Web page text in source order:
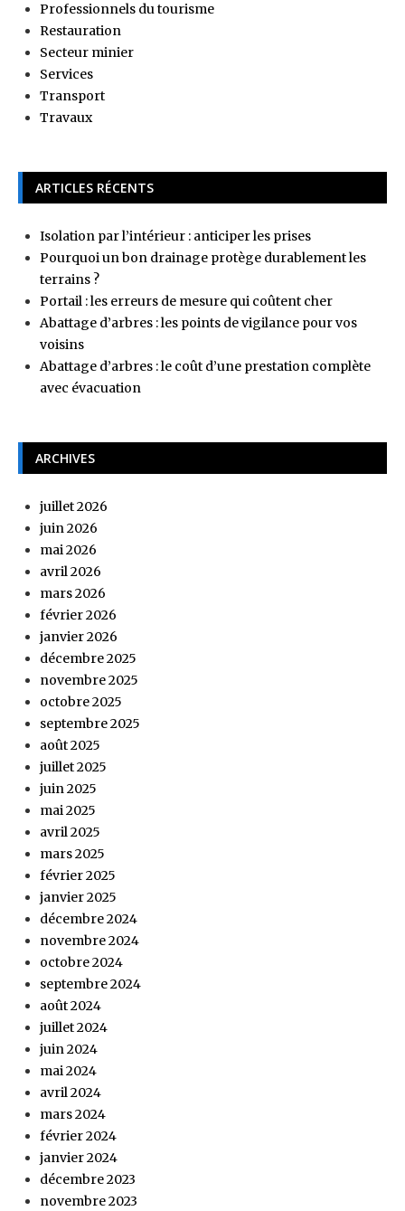
Professionnels du tourisme
Restauration
Secteur minier
Services
Transport
Travaux
ARTICLES RÉCENTS
Isolation par l’intérieur : anticiper les prises
Pourquoi un bon drainage protège durablement les
terrains ?
Portail : les erreurs de mesure qui coûtent cher
Abattage d’arbres : les points de vigilance pour vos
voisins
Abattage d’arbres : le coût d’une prestation complète
avec évacuation
ARCHIVES
juillet 2026
juin 2026
mai 2026
avril 2026
mars 2026
février 2026
janvier 2026
décembre 2025
novembre 2025
octobre 2025
septembre 2025
août 2025
juillet 2025
juin 2025
mai 2025
avril 2025
mars 2025
février 2025
janvier 2025
décembre 2024
novembre 2024
octobre 2024
septembre 2024
août 2024
juillet 2024
juin 2024
mai 2024
avril 2024
mars 2024
février 2024
janvier 2024
décembre 2023
novembre 2023